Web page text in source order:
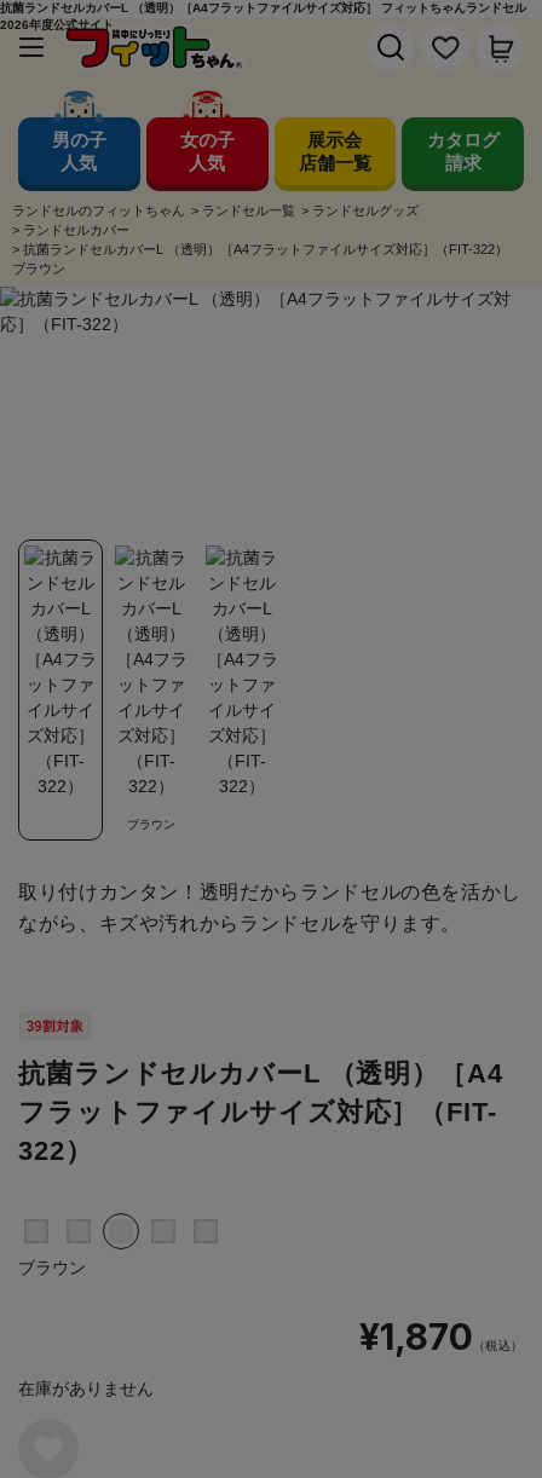
抗菌ランドセルカバーL （透明）［A4フラットファイルサイズ対応］ フィットちゃんランドセル
2026年度公式サイト
男の子
人気
女の子
人気
展示会
店舗一覧
カタログ
請求
ランドセルのフィットちゃん > ランドセル一覧 > ランドセルグッズ
> ランドセルカバー
> 抗菌ランドセルカバーL （透明）［A4フラットファイルサイズ対応］（FIT-322）
ブラウン
ブラウン
取り付けカンタン！透明だからランドセルの色を活かし
ながら、キズや汚れからランドセルを守ります。
抗菌ランドセルカバーL （透明）［A4
フラットファイルサイズ対応］（FIT-
322）
ブラウン
¥1,870 （税込）
在庫がありません